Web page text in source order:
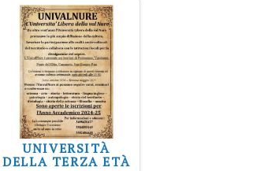
UNIVERSITÀ
DELLA TERZA ETÀ